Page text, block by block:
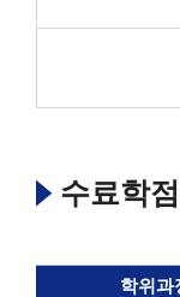
수료학점
학위과